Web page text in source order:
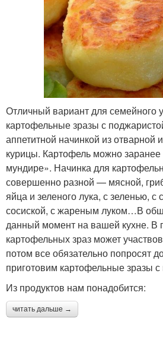
Отличный вариант для семейного
картофельные зразы с
аппетитной начинкой из отварной
курицы. Картофель можно заранее
мундире». Начинка для
совершенно разной — мясной,
яйца и зеленого лука, с зеленью,
сосиской, с жареным луком…В
данный момент на вашей кухне. В
картофельных зраз может
потом все обязательно попросят
приготовим картофельные зразы с
Из продуктов нам понадобится:
читать дальше →